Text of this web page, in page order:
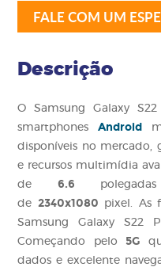
FALE COM UM
Descrição
O Samsung Galaxy
smartphonesAndroid
disponíveis no mercado,
e recursos multimídia
de 6.6
de 2340x1080 pixel. As
Samsung Galaxy S22
Começando pelo 5G
dados e excelente